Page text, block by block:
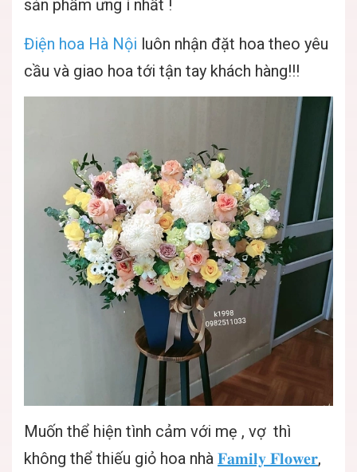
sản phẩm ưng í nhất !
Điện hoa Hà Nội luôn nhận đặt hoa theo yêu
cầu và giao hoa tới tận tay khách hàng!!!
Muốn thể hiện tình cảm với mẹ , vợ thì
không thể thiếu giỏ hoa nhà 𝐅𝐚𝐦𝐢𝐥𝐲 𝐅𝐥𝐨𝐰𝐞𝐫,